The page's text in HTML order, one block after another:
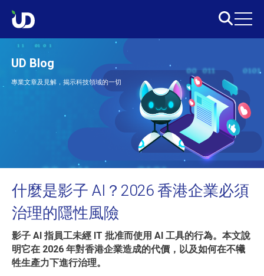
UD Blog
專業文章及見解，揭示科技領域的一切
什麼是影子 AI？2026 香港企業必須
治理的隱性風險
影子 AI 指員工未經 IT 批准而使用 AI 工具的行為。本文說
明它在 2026 年對香港企業造成的代價，以及如何在不犧
牲生產力下進行治理。